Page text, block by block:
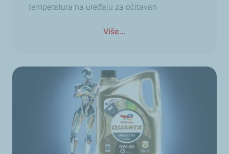
temperatura na uređaju za očitavan
Više...